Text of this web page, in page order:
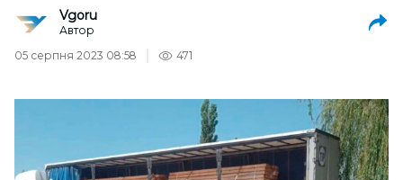
Vgoru
Автор
05 серпня 2023 08:58
471